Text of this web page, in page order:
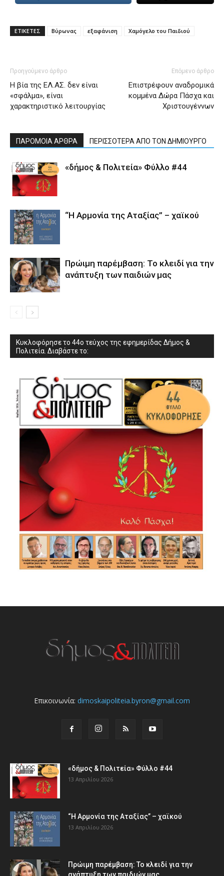
ΕΤΙΚΕΤΕΣ Βύρωνας εξαφάνιση Χαμόγελο του Παιδιού
Προηγούμενο άρθρο
Η βία της ΕΛ.ΑΣ. δεν είναι
«σφάλμα», είναι
χαρακτηριστικό λειτουργίας
Επόμενο άρθρο
Επιστρέφουν αναδρομικά
κομμένα Δώρα Πάσχα και
Χριστουγέννων
ΠΑΡΟΜΟΙΑ ΑΡΘΡΑ ΠΕΡΙΣΣΟΤΕΡΑ ΑΠΟ ΤΟΝ ΔΗΜΙΟΥΡΓΟ
«δήμος & Πολιτεία» Φύλλο #44
“Η Αρμονία της Αταξίας” – χαϊκού
Πρώιμη παρέμβαση: Το κλειδί για την
ανάπτυξη των παιδιών µας
Κυκλοφόρησε το 44ο τεύχος της εφημερίδας Δήμος &
Πολιτεία. Διαβάστε το:
Επικοινωνία: dimoskaipoliteia.byron@gmail.com
«δήμος & Πολιτεία» Φύλλο #44
13 Απριλίου 2026
“Η Αρμονία της Αταξίας” – χαϊκού
13 Απριλίου 2026
Πρώιμη παρέμβαση: Το κλειδί για την